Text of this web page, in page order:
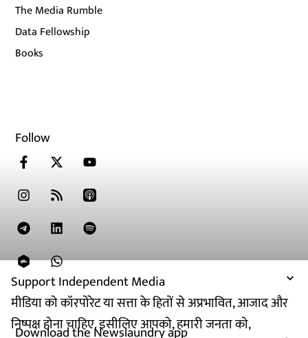
Support Independent Media
मीडिया को कॉरपोरेट या सत्ता के हितों से अप्रभावित, आजाद और
निष्पक्ष होना चाहिए. इसीलिए आपको, हमारी जनता को,
The Media Rumble
Data Fellowship
Books
Follow
Download the Newslaundry app